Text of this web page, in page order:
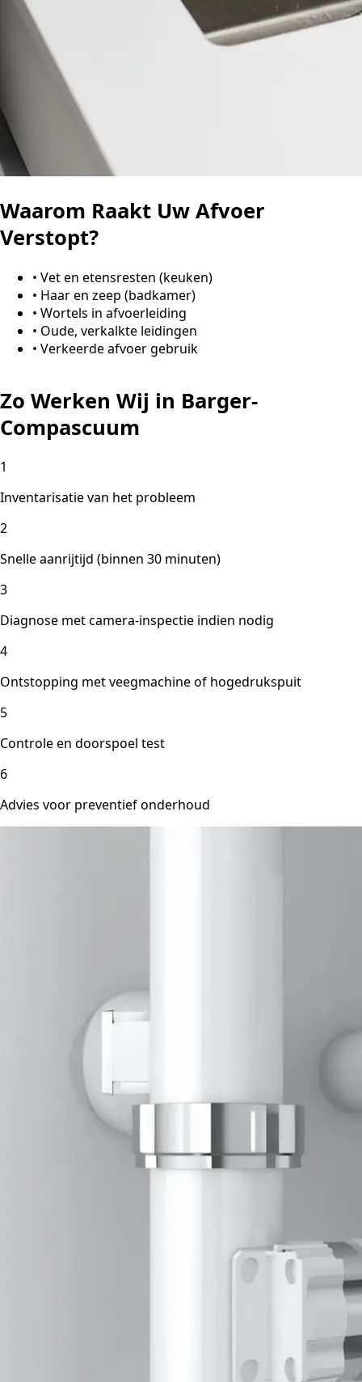
Waarom Raakt Uw Afvoer
Verstopt?
• Vet en etensresten (keuken)
• Haar en zeep (badkamer)
• Wortels in afvoerleiding
• Oude, verkalkte leidingen
• Verkeerde afvoer gebruik
Zo Werken Wij in Barger-
Compascuum
1
Inventarisatie van het probleem
2
Snelle aanrijtijd (binnen 30 minuten)
3
Diagnose met camera-inspectie indien nodig
4
Ontstopping met veegmachine of hogedrukspuit
5
Controle en doorspoel test
6
Advies voor preventief onderhoud